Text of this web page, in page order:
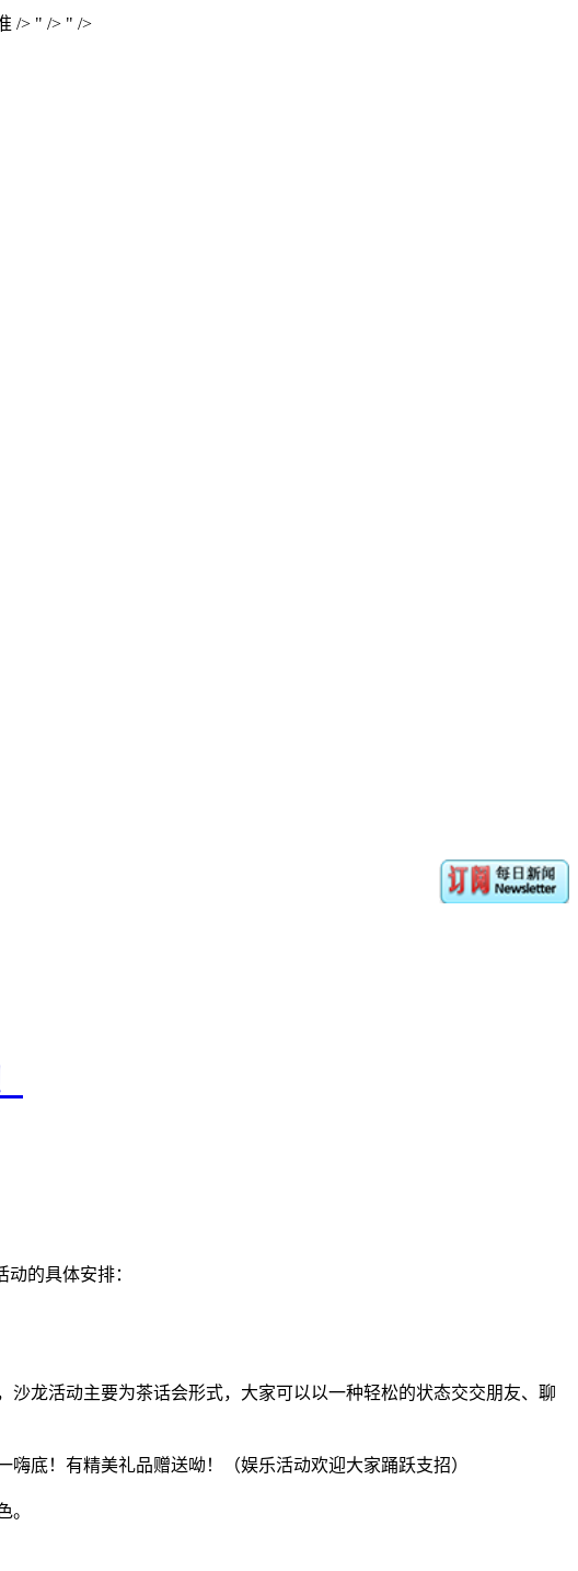
/> " /> " />
的具体安排：
龙活动主要为茶话会形式，大家可以以一种轻松的状态交交朋友、聊
底！有精美礼品赠送呦！（娱乐活动欢迎大家踊跃支招）
。